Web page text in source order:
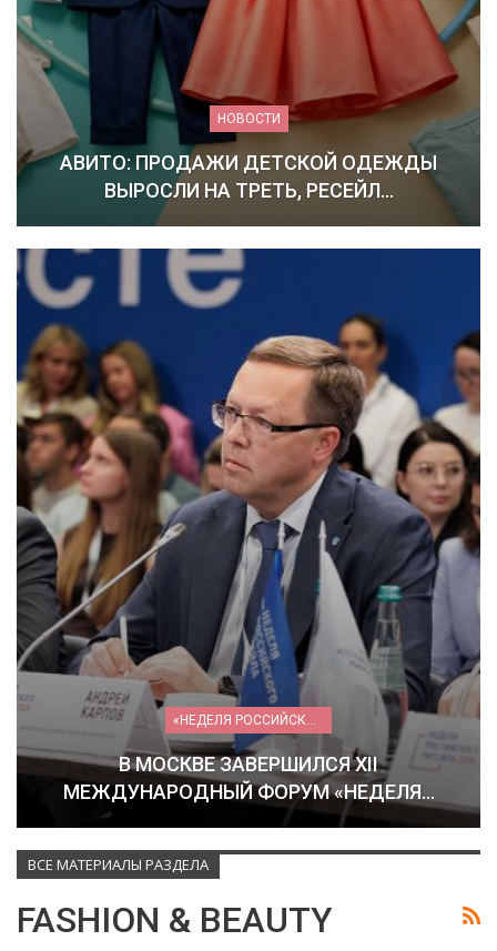
НОВОСТИ
АВИТО: ПРОДАЖИ ДЕТСКОЙ ОДЕЖДЫ
ВЫРОСЛИ НА ТРЕТЬ, РЕСЕЙЛ…
«НЕДЕЛЯ РОССИЙСКОГО РИТЕЙЛА» 2026
В МОСКВЕ ЗАВЕРШИЛСЯ XII
МЕЖДУНАРОДНЫЙ ФОРУМ «НЕДЕЛЯ…
ВСЕ МАТЕРИАЛЫ РАЗДЕЛА
FASHION & BEAUTY